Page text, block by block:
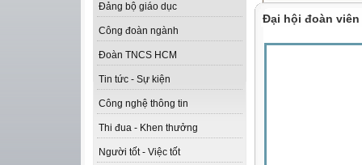
Đảng bộ giáo dục
Công đoàn ngành
Đoàn TNCS HCM
Tin tức - Sự kiện
Công nghệ thông tin
Thi đua - Khen thưởng
Người tốt - Việc tốt
Đại hội đoàn viên